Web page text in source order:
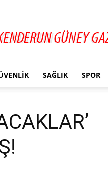
SAĞLIK SPOR